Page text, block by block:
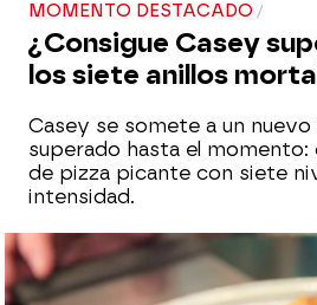
MOMENTO DESTACADO
¿Consigue Casey
los siete anillos
Casey se somete a un
superado hasta el
de pizza picante con siete
intensidad.